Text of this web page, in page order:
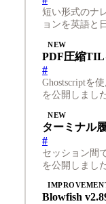
短い形式のナ
ョンを英語と
NEW
PDF圧縮TIL
#
Ghostscriptを
を公開しました
NEW
ターミナル
#
セッション間
を公開しました
Blowfish